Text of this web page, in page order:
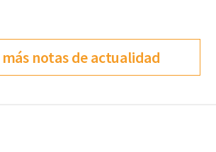
notas de actualidad